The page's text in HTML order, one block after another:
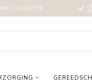
COLLECTIE